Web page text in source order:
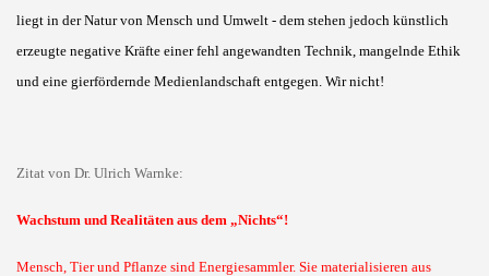
liegt in der Natur von Mensch und Umwelt - dem stehen jedoch künstlich
erzeugte negative Kräfte einer fehl angewandten Technik, mangelnde Ethik
und eine gierfördernde Medienlandschaft entgegen. Wir nicht!
Zitat von Dr. Ulrich Warnke:
Wachstum und Realitäten aus dem „Nichts“!
Mensch, Tier und Pflanze sind Energiesammler. Sie materialisieren aus